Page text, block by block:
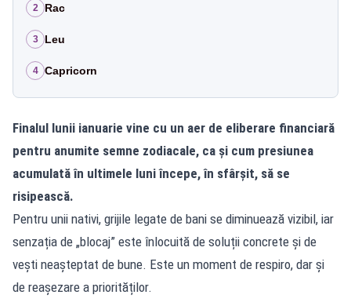
2 Rac
3 Leu
4 Capricorn
Finalul lunii ianuarie vine cu un aer de eliberare financiară
pentru anumite semne zodiacale, ca și cum presiunea
acumulată în ultimele luni începe, în sfârșit, să se
risipească.
Pentru unii nativi, grijile legate de bani se diminuează vizibil, iar
senzația de „blocaj” este înlocuită de soluții concrete și de
vești neașteptat de bune. Este un moment de respiro, dar și
de reașezare a priorităților.